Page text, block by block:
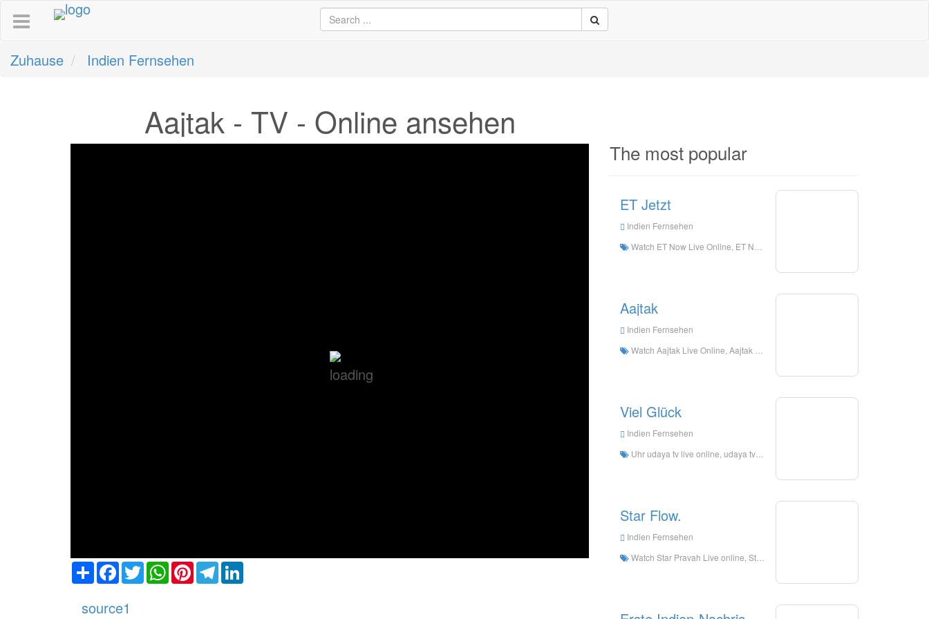
Zuhause Indien Fernsehen
Aajtak - TV - Online ansehen
ShareFacebook
TwitterWhatsApp
PinterestTelegram
source1
The most popular
ET Jetzt
Indien Fernsehen
Watch ET Now Live Online, ET Now HD Live Streaning, ET Now Watch Live TV from India
Aajtak
Indien Fernsehen
Watch Aajtak Live Online, Aajtak HD Live Streaning, Aajtak Watch Live TV from India
Viel Glück
Indien Fernsehen
Uhr udaya tv live online, udaya tv hd live streaming, udaya tv uhr live tv aus indien
Star Flow.
Indien Fernsehen
Watch Star Pravah Live online, Star Pravah HD Live-Streaming, Star Pravah-Uhr Live-TV aus Indien